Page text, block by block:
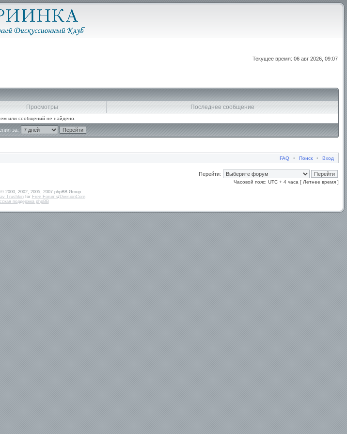
Текущее время: 06 авг 2026, 09:07
Просмотры Последнее сообщение
или сообщений не найдено.
за:
FAQ • Поиск • Вход
Перейти:
Часовой пояс: UTC + 4 часа [ Летнее время ]
2000, 2002, 2005, 2007 phpBB Group.
Trushkinfor Free Forums/DivisionCore.
поддержка phpBB